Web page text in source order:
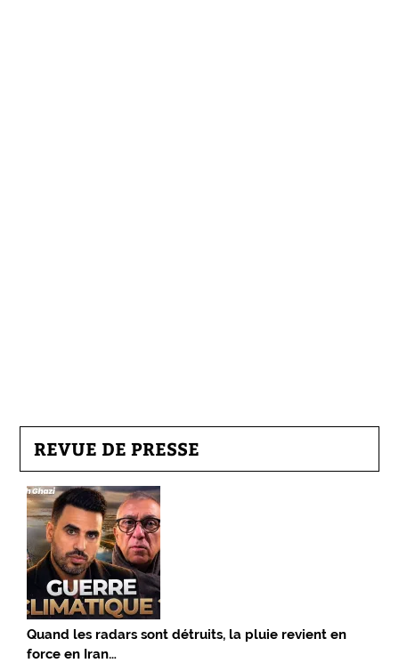
REVUE DE PRESSE
Quand les radars sont détruits, la pluie revient en
force en Iran…